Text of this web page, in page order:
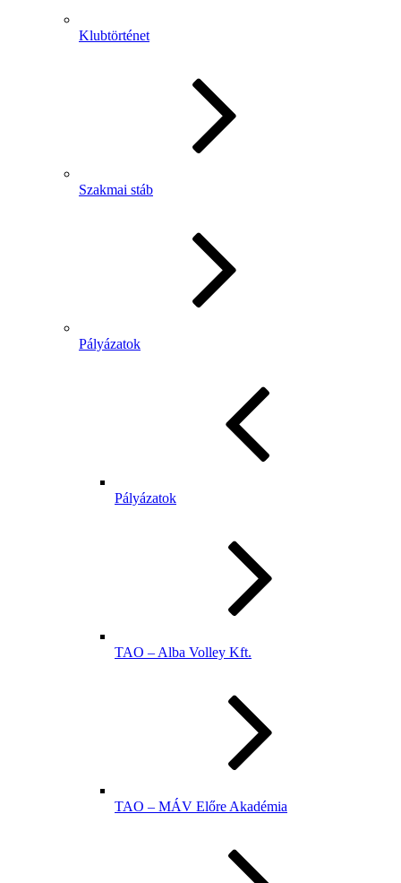
Klubtörténet
Szakmai stáb
Pályázatok
Pályázatok
TAO – Alba Volley Kft.
TAO – MÁV Előre Akadémia